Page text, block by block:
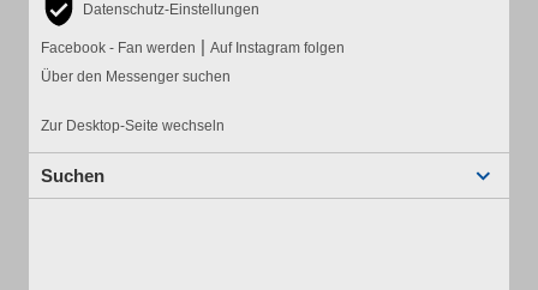
Datenschutz-Einstellungen
Facebook - Fan werden | Auf Instagram folgen
Über den Messenger suchen
Zur Desktop-Seite wechseln
Suchen